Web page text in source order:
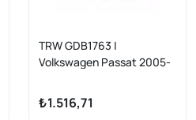
TRW GDB1763 |
Volkswagen Passat 2005-
Balata Takımı
₺1.516,71